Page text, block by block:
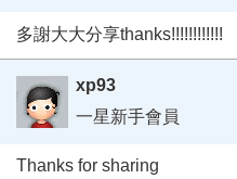
多謝大大分享thanks!!!!!!!!!!!!
xp93
一星新手會員
Thanks for sharing